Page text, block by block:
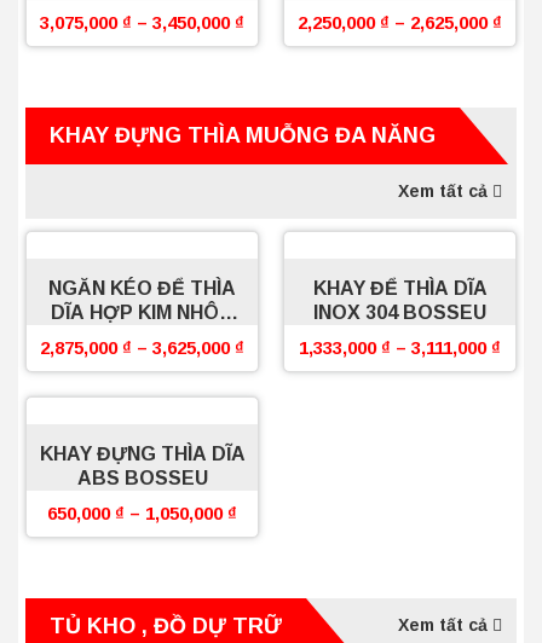
INOX 304 SỢI FLAT
PRO BOSSEU
3,075,000 ₫ – 3,450,000 ₫
INOX MẠ CROM SỢI
FLAT
2,250,000 ₫ – 2,625,000 ₫
KHAY ĐỰNG THÌA MUỖNG ĐA NĂNG
Xem tất cả
NGĂN KÉO ĐỂ THÌA
DĨA HỢP KIM NHÔM
BOSSEU
2,875,000 ₫ – 3,625,000 ₫
KHAY ĐỂ THÌA DĨA
INOX 304 BOSSEU
1,333,000 ₫ – 3,111,000 ₫
KHAY ĐỰNG THÌA DĨA
ABS BOSSEU
650,000 ₫ – 1,050,000 ₫
TỦ KHO , ĐỒ DỰ TRỮ Xem tất cả